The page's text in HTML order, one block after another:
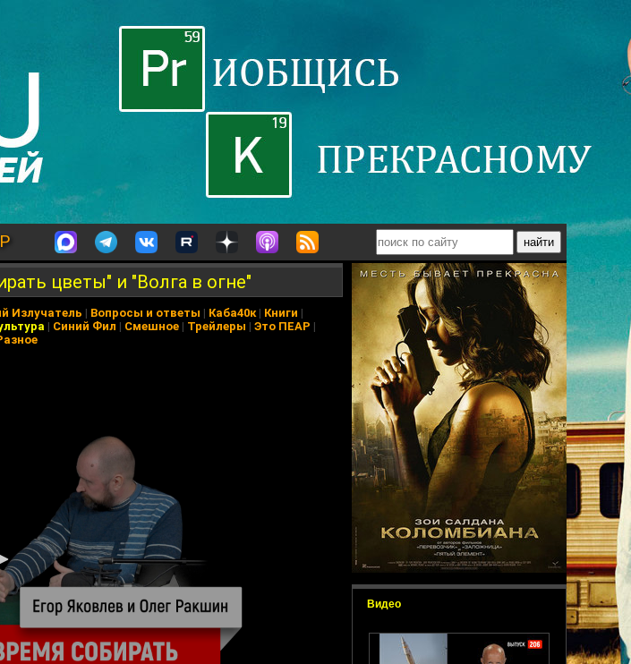
Видео
цветы" и "Волга в огне"
Излучатель | Вопросы и ответы | Каба40к| Книги |
| Синий Фил | Смешное| Трейлеры | Это ПЕАР |